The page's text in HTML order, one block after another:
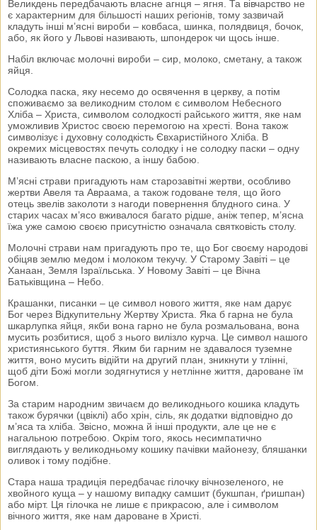
Великдень передбачають власне агнця – ягня. Та вівчарство не
є характерним для більшості наших регіонів, тому зазвичай
кладуть інші м’ясні вироби – ковбаса, шинка, полядвиця, бочок,
або, як його у Львові називають, шпондерок чи щось інше.
Набіл включає молочні вироби – сир, молоко, сметану, а також
яйця.
Солодка паска, яку несемо до освячення в церкву, а потім
споживаємо за великодним столом є символом Небесного
Хліба – Христа, символом солодкості райського життя, яке нам
уможливив Христос своєю перемогою на хресті. Вона також
символізує і духовну солодкість Євхаристійного Хліба. В
окремих місцевостях печуть солодку і не солодку паски – одну
називають власне паскою, а іншу бабою.
М’ясні страви пригадують нам старозавітні жертви, особливо
жертви Авеля та Авраама, а також годоване теля, що його
отець звелів заколоти з нагоди повернення блудного сина. У
старих часах м’ясо вживалося багато рідше, аніж тепер, м’ясна
їжа уже самою своєю присутністю означала святковість столу.
Молочні страви нам пригадують про те, що Бог своєму народові
обіцяв землю медом і молоком текучу. У Старому Завіті – це
Ханаан, Земля Ізраїльська. У Новому Завіті – це Вічна
Батьківщина – Небо.
Крашанки, писанки – це символ нового життя, яке нам дарує
Бог через Відкупительну Жертву Христа. Яка б гарна не була
шкарлупка яйця, якби вона гарно не була розмальована, вона
мусить розбитися, щоб з нього вилізло курча. Це символ нашого
християнського буття. Яким би гарним не здавалося туземне
життя, воно мусить відійти на другий план, зникнути у тлінні,
щоб діти Божі могли зодягнутися у нетлінне життя, дароване їм
Богом.
За старим народним звичаєм до великоднього кошика кладуть
також бурячки (цвіклі) або хрін, сіль, як додатки відповідно до
м’яса та хліба. Звісно, можна й інші продукти, але це не є
нагальною потребою. Окрім того, якось несимпатично
виглядають у великодньому кошику пачівки майонезу, бляшанки
оливок і тому подібне.
Стара наша традиція передбачає гілочку вічнозеленого, не
хвойного куща – у нашому випадку самшит (букшпан, ґришпан)
або мірт. Ця гілочка не лише є прикрасою, але і символом
вічного життя, яке нам дароване в Христі.